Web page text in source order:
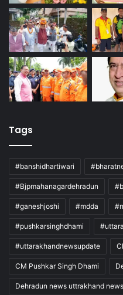
Tags
#banshidhartiwari
#Bjpmahanagardehradun
#ganeshjoshi #mdda
#pushkarsinghdhami
#uttarakhandnewsupdate
CM Pushkar Singh Dhami
Dehradun news uttrakhand news